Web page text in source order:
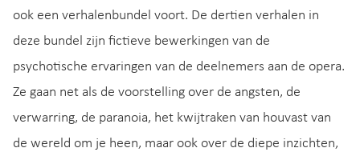
ook een verhalenbundel voort. De dertien verhalen in
deze bundel zijn fictieve bewerkingen van de
psychotische ervaringen van de deelnemers aan de opera.
Ze gaan net als de voorstelling over de angsten, de
verwarring, de paranoia, het kwijtraken van houvast van
de wereld om je heen, maar ook over de diepe inzichten,